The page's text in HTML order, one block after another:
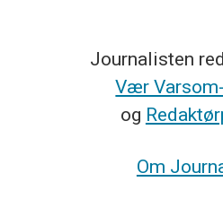
Journalisten
Vær
og
Om